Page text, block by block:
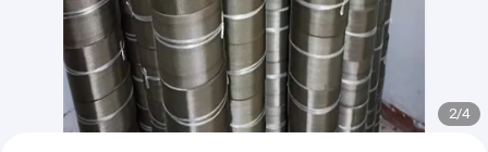
2/4